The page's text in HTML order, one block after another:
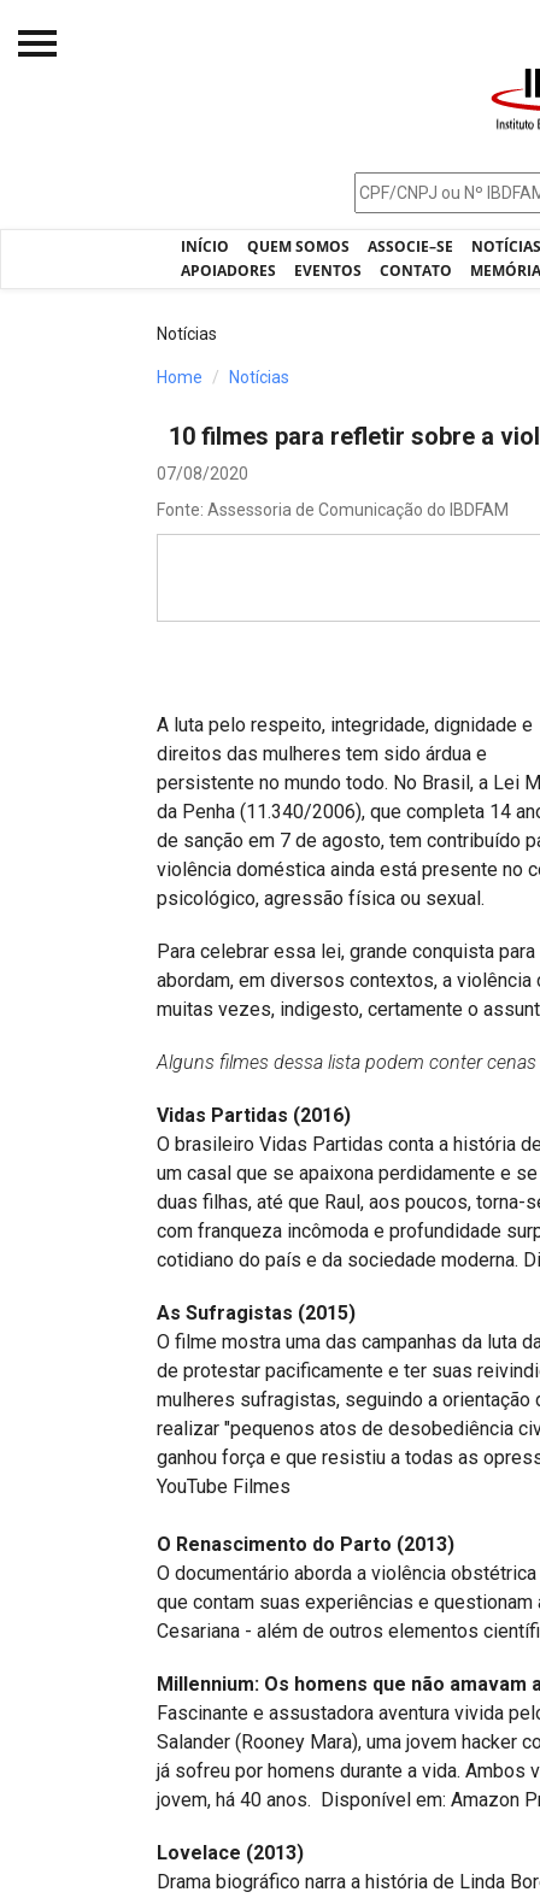
INÍCIO QUEM SOMOS ASSOCIE–SE
APOIADORES
EVENTOS CONTATO
Processos - IBDFAM
IBDFAM Educacional
Notícias
Home Notícias
10 filmes para refletir sobre a
07/08/2020
Fonte: Assessoria de Comunicação do IBDFAM
A luta pelo respeito, integridade, dignidade e
direitos das mulheres tem sido árdua e
persistente no mundo todo. No Brasil, a Lei
da Penha (11.340/2006), que completa 14
de sanção em 7 de agosto, tem contribuído
violência doméstica ainda está presente no
psicológico, agressão física ou sexual.
Para celebrar essa lei, grande conquista
abordam, em diversos contextos, a
muitas vezes, indigesto, certamente o
Alguns filmes dessa lista podem conter
Vidas Partidas (2016)
O brasileiro Vidas Partidas conta a história
um casal que se apaixona perdidamente e
duas filhas, até que Raul, aos poucos,
com franqueza incômoda e profundidade
cotidiano do país e da sociedade moderna.
As Sufragistas (2015)
O filme mostra uma das campanhas da luta
de protestar pacificamente e ter suas
mulheres sufragistas, seguindo a orientação
realizar "pequenos atos de desobediência
ganhou força e que resistiu a todas as
YouTube Filmes
O Renascimento do Parto (2013)
O documentário aborda a violência
que contam suas experiências e
Cesariana - além de outros elementos
Millennium: Os homens que não amavam
Fascinante e assustadora aventura vivida
Salander (Rooney Mara), uma jovem hacker
já sofreu por homens durante a vida.
jovem, há 40 anos. Disponível em: Amazon
Lovelace (2013)
Drama biográfico narra a história de Linda